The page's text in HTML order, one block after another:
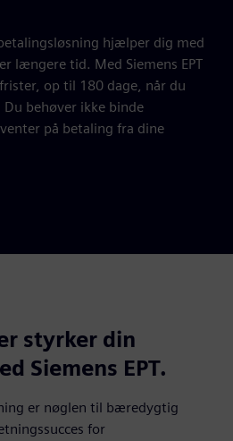
hjælper dig med
længere tid. Med Siemens EPT
op til 180 dage, når du
Du behøver ikke binde
på betaling fra dine
styrker din
Siemens EPT.
er nøglen til bæredygtig
for